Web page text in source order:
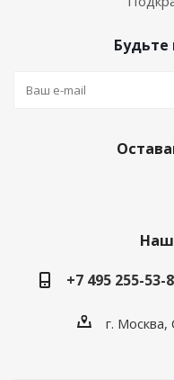
Будьте
+7 495 255-53-
г. Москва,